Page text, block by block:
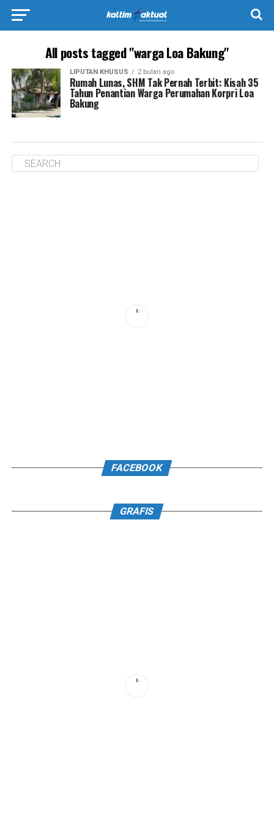
All posts tagged "warga Loa Bakung"
LIPUTAN KHUSUS 2 bulan ago
Rumah Lunas, SHM Tak Pernah Terbit: Kisah 35
Tahun Penantian Warga Perumahan Korpri Loa
Bakung
FACEBOOK
GRAFIS